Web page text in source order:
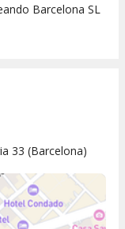
Barcelona SL
33 (Barcelona)